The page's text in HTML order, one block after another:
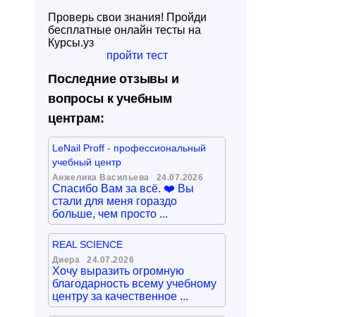
Проверь свои знания! Пройди
бесплатные онлайн тесты на
Курсы.уз
пройти тест
Последние отзывы и
вопросы к учебным
центрам:
LeNail Proff - профессиональный
учебный центр
Анжелика Васильева 24.07.2026
Спасибо Вам за всё. ❤️ Вы
стали для меня гораздо
больше, чем просто ...
REAL SCIENCE
Диера 24.07.2026
Хочу выразить огромную
благодарность всему учебному
центру за качественное ...